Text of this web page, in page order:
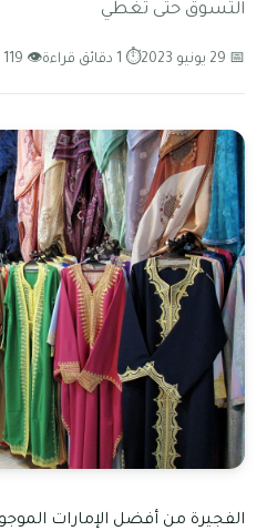
التسوق حتى تغطي
📅 29 يونيو 2023 ⏱ 1 دقائق قراءة 👁 119 مشاهدة
الفجيرة من أفضل الإمارات